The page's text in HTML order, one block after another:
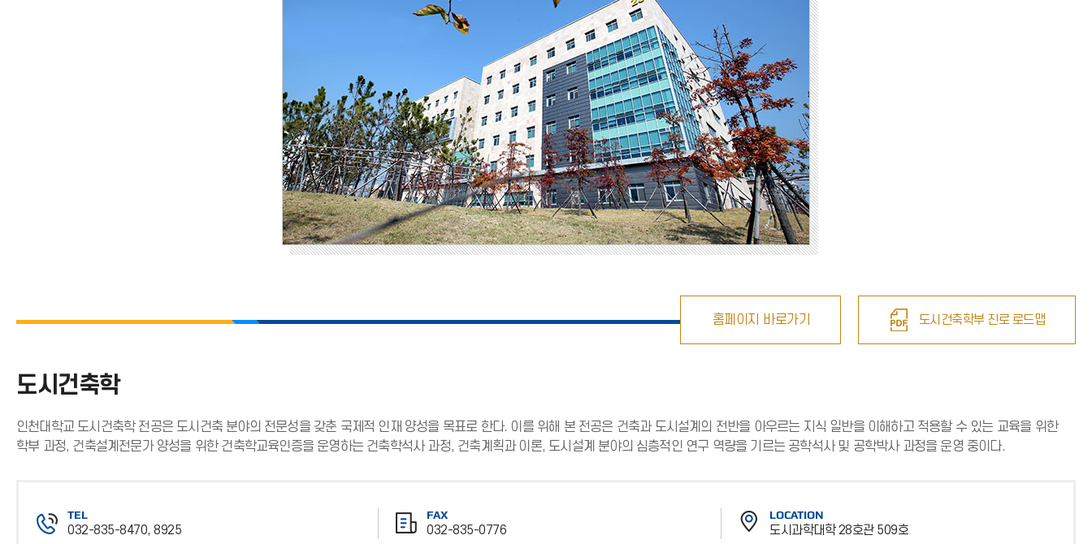
홈페이지 바로가기 도시건축학부 진로 로드맵
도시건축학
인천대학교 도시건축학 전공은 도시건축 분야의 전문성을 갖춘 국제적 인재 양성을 목표로 한다. 이를 위해 본 전공은 건축과 도시설계의 전반을 아우르는 지식 일반을 이해하고 적용할 수 있는 교육을 위한
학부 과정, 건축설계전문가 양성을 위한 건축학교육인증을 운영하는 건축학석사 과정, 건축계획과 이론, 도시설계 분야의 심층적인 연구 역량을 기르는 공학석사 및 공학박사 과정을 운영 중이다.
TEL
032-835-8470, 8925
FAX
032-835-0776
LOCATION
도시과학대학 28호관 509호